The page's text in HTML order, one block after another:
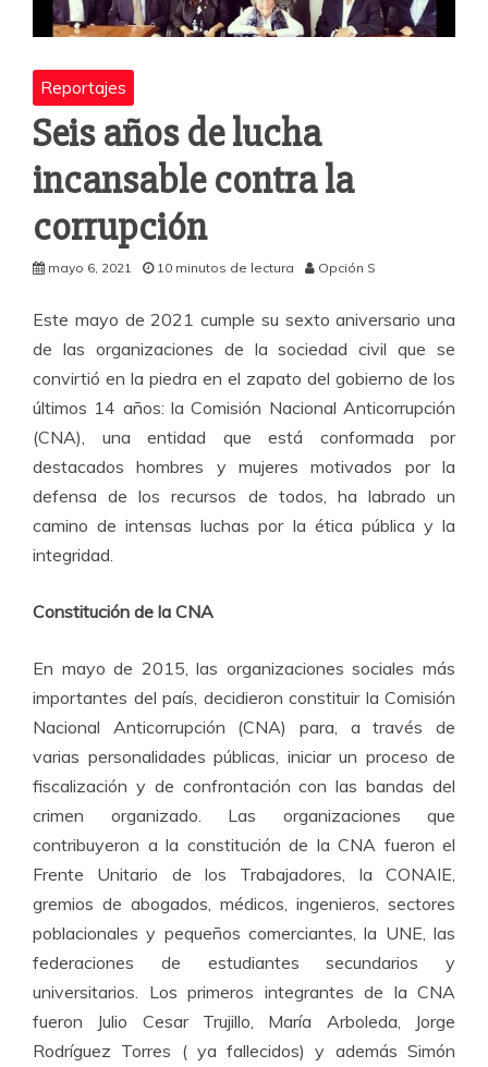
Reportajes
Seis años de lucha
incansable contra la
corrupción
mayo 6, 2021 10 minutos de lectura Opción S
Este mayo de 2021 cumple su sexto aniversario una
de las organizaciones de la sociedad civil que se
convirtió en la piedra en el zapato del gobierno de los
últimos 14 años: la Comisión Nacional Anticorrupción
(CNA), una entidad que está conformada por
destacados hombres y mujeres motivados por la
defensa de los recursos de todos, ha labrado un
camino de intensas luchas por la ética pública y la
integridad.
Constitución de la CNA
En mayo de 2015, las organizaciones sociales más
importantes del país, decidieron constituir la Comisión
Nacional Anticorrupción (CNA) para, a través de
varias personalidades públicas, iniciar un proceso de
fiscalización y de confrontación con las bandas del
crimen organizado. Las organizaciones que
contribuyeron a la constitución de la CNA fueron el
Frente Unitario de los Trabajadores, la CONAIE,
gremios de abogados, médicos, ingenieros, sectores
poblacionales y pequeños comerciantes, la UNE, las
federaciones de estudiantes secundarios y
universitarios. Los primeros integrantes de la CNA
fueron Julio Cesar Trujillo, María Arboleda, Jorge
Rodríguez Torres ( ya fallecidos) y además Simón